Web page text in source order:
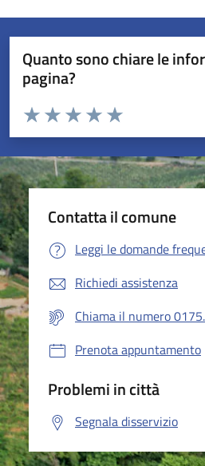
Quanto sono chiare le
pagina?
Valuta da 1 a 5 stelle la pagina
Valuta 5 stelle su
Valuta 4 stelle su 5
Valuta 3 stelle su 5
Valuta 2 stelle su 5
Valuta 1 stelle su 5
Contatta il comune
Leggi le domande
Richiedi assistenza
Chiama il numero
Prenota appuntamento
Problemi in città
Segnala disservizio